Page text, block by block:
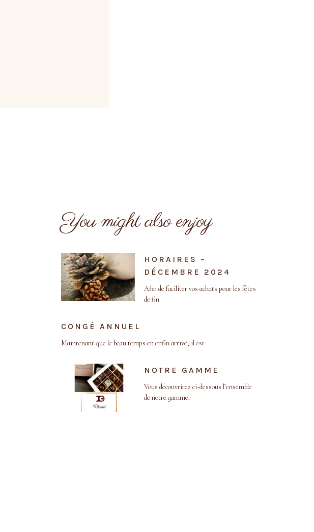
You might also enjoy
HORAIRES –
DÉCEMBRE 2024
Afin de faciliter vos achats pour les fêtes
de fin
CONGÉ ANNUEL
Maintenant que le beau temps en enfin arrivé, il est
NOTRE GAMME
Vous découvrirez ci-dessous l’ensemble
de notre gamme.